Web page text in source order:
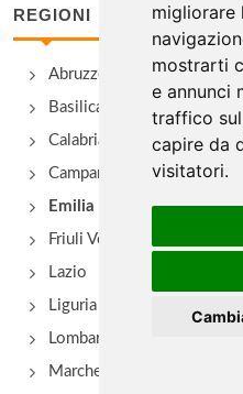
migliorare
mostrarti
e annunci
traffico
capire da
visitatori.
Alle Due Porte
via del Pratello 62,
Amerigo
via Marconi 16, Savigno
Antica Hostaria della
REGIONI
Abruzzo
Basilicata
Calabria
Campania
Emilia Romagna
Friuli Venezia Giulia
Lazio
Liguria
Lombardia
Marche